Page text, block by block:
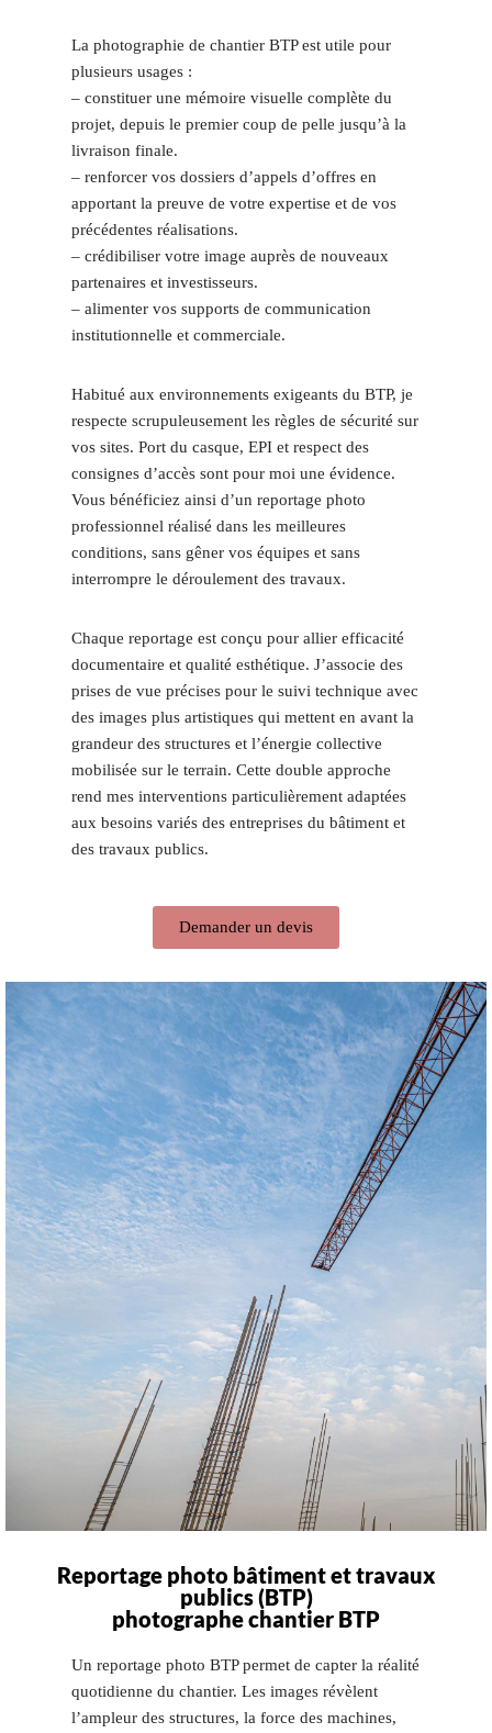
La photographie de chantier BTP est utile pour
plusieurs usages :
– constituer une mémoire visuelle complète du
projet, depuis le premier coup de pelle jusqu’à la
livraison finale.
– renforcer vos dossiers d’appels d’offres en
apportant la preuve de votre expertise et de vos
précédentes réalisations.
– crédibiliser votre image auprès de nouveaux
partenaires et investisseurs.
– alimenter vos supports de communication
institutionnelle et commerciale.
Habitué aux environnements exigeants du BTP, je
respecte scrupuleusement les règles de sécurité sur
vos sites. Port du casque, EPI et respect des
consignes d’accès sont pour moi une évidence.
Vous bénéficiez ainsi d’un reportage photo
professionnel réalisé dans les meilleures
conditions, sans gêner vos équipes et sans
interrompre le déroulement des travaux.
Chaque reportage est conçu pour allier efficacité
documentaire et qualité esthétique. J’associe des
prises de vue précises pour le suivi technique avec
des images plus artistiques qui mettent en avant la
grandeur des structures et l’énergie collective
mobilisée sur le terrain. Cette double approche
rend mes interventions particulièrement adaptées
aux besoins variés des entreprises du bâtiment et
des travaux publics.
Demander un devis
Reportage photo bâtiment et travaux
publics (BTP)
photographe chantier BTP
Un reportage photo BTP permet de capter la réalité
quotidienne du chantier. Les images révèlent
l’ampleur des structures, la force des machines,